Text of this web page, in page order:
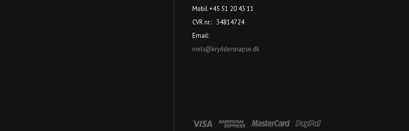
Mobil +45 51 20 43 11
CVR nr.: 34814724
Email:
niels@kryddersnapse.dk